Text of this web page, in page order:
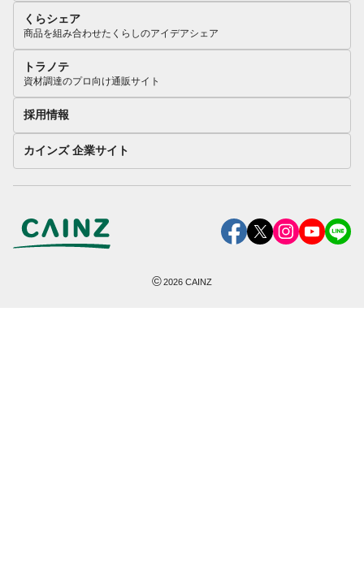
くらシェア
商品を組み合わせたくらしのアイデアシェア
トラノテ
資材調達のプロ向け通販サイト
採用情報
カインズ 企業サイト
©2026 CAINZ